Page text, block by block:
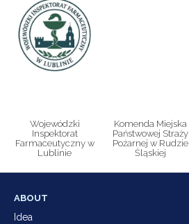
Wojewódzki
Inspektorat
Farmaceutyczny w
Lublinie
Komenda Miejska
Państwowej Straży
Pożarnej w Rudzie
Śląskiej
ABOUT
Idea